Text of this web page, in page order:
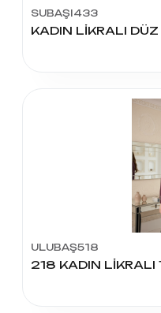
SUBAŞI433
ULUBAŞ518
218 KADIN LİKRALI